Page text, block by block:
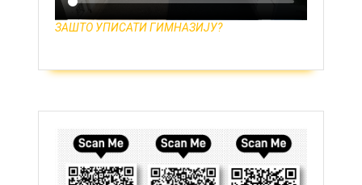
ЗАШТО УПИСАТИ ГИМНАЗИЈУ?